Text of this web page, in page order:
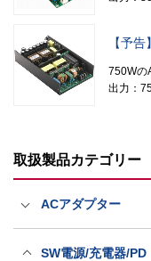
【予
750Wの
出力：
取扱製品カテゴリー
ACアダプター
医療規格
SW電源/充電器/PD